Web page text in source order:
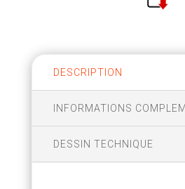
DESCRIPTION
INFORMATIONS
DESSIN TECHNIQUE